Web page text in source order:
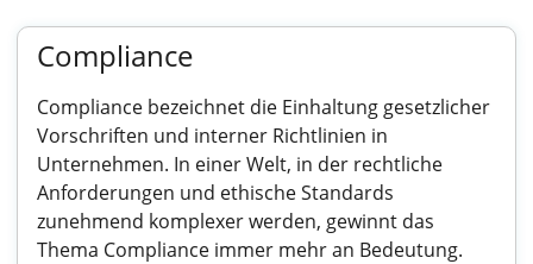
Compliance
Compliance bezeichnet die Einhaltung gesetzlicher
Vorschriften und interner Richtlinien in
Unternehmen. In einer Welt, in der rechtliche
Anforderungen und ethische Standards
zunehmend komplexer werden, gewinnt das
Thema Compliance immer mehr an Bedeutung.